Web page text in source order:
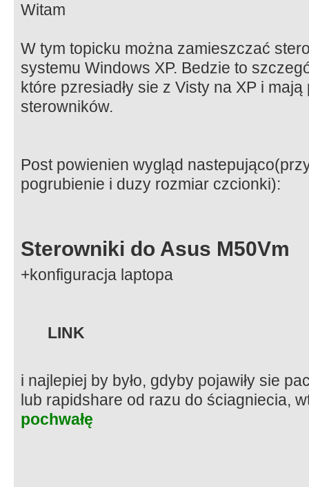
Witam
W tym topicku można zamieszczać
systemu Windows XP. Bedzie to
które pzresiadły sie z Visty na XP i
sterowników.
Post powienien wygląd
pogrubienie i duzy rozmiar czcionki):
Sterowniki do Asus M50Vm
+konfiguracja laptopa
LINK
i najlepiej by było, gdyby pojawiły sie
lub rapidshare od razu do ściagniecia,
pochwałę